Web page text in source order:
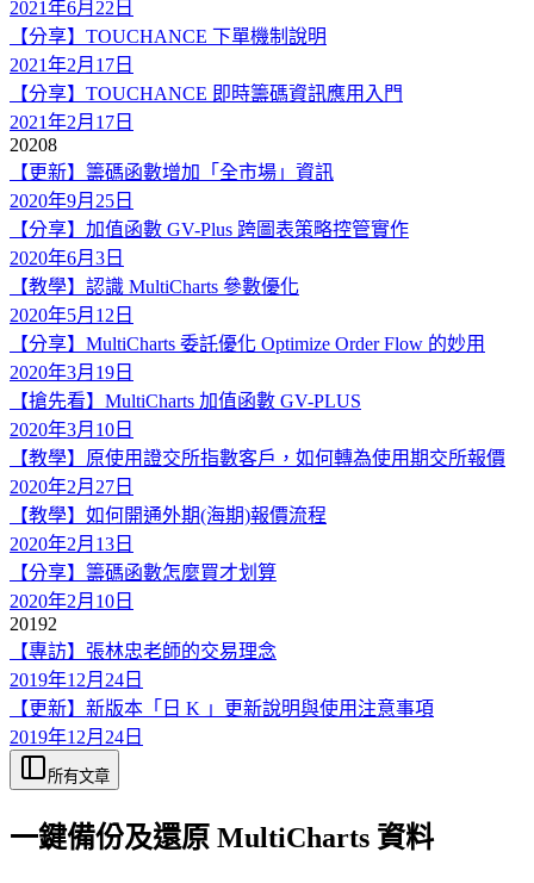
2021年6月22日
【分享】TOUCHANCE 下單機制說明
2021年2月17日
【分享】TOUCHANCE 即時籌碼資訊應用入門
2021年2月17日
20208
【更新】籌碼函數增加「全市場」資訊
2020年9月25日
【分享】加值函數 GV-Plus 跨圖表策略控管實作
2020年6月3日
【教學】認識 MultiCharts 參數優化
2020年5月12日
【分享】MultiCharts 委託優化 Optimize Order Flow 的妙用
2020年3月19日
【搶先看】MultiCharts 加值函數 GV-PLUS
2020年3月10日
【教學】原使用證交所指數客戶，如何轉為使用期交所報價
2020年2月27日
【教學】如何開通外期(海期)報價流程
2020年2月13日
【分享】籌碼函數怎麼買才划算
2020年2月10日
20192
【專訪】張林忠老師的交易理念
2019年12月24日
【更新】新版本「日 K 」更新說明與使用注意事項
2019年12月24日
所有文章
一鍵備份及還原 MultiCharts 資料